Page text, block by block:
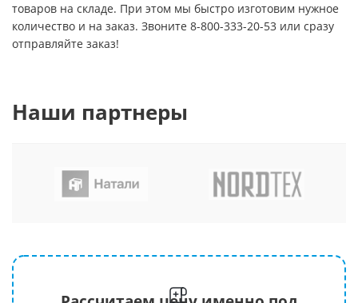
товаров на складе. При этом мы быстро изготовим нужное
количество и на заказ. Звоните 8-800-333-20-53 или сразу
отправляйте заказ!
Наши партнеры